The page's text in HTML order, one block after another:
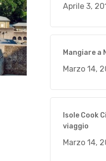
Aprile 3,
Mangiare a
Marzo 14,
Isole Cook
viaggio
Marzo 14,